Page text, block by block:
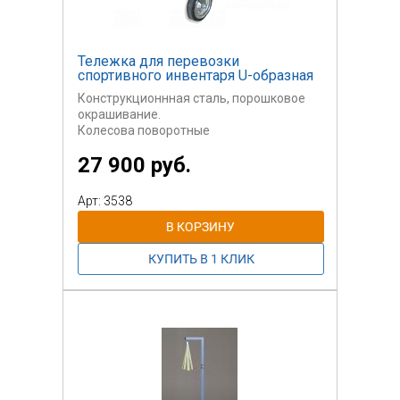
Тележка для перевозки
спортивного инвентаря U-образная
Конструкционнная сталь, порошковое
окрашивание.
Колесова поворотные
Габариты ДШВ: 600*600*400
Может быть изготовлан по размерам
заказчика,
а также может быть оснащена ручкой
27 900 руб.
Арт: 3538